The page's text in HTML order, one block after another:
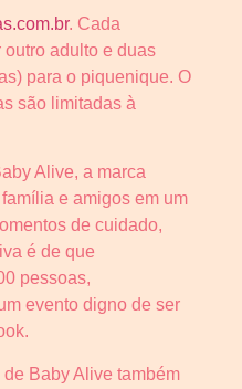
. Cada
adulto e duas
para o piquenique. O
são limitadas à
Alive, a marca
e amigos em um
de cuidado,
é de que
pessoas,
evento digno de ser
Baby Alive também